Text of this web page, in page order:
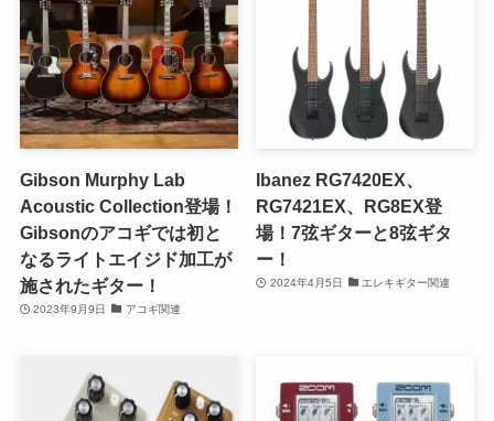
Gibson Murphy Lab
Acoustic Collection登場！
Gibsonのアコギでは初と
なるライトエイジド加工が
施されたギター！
2023年9月9日 アコギ関連
Ibanez RG7420EX、
RG7421EX、RG8EX登
場！7弦ギターと8弦ギタ
ー！
2024年4月5日 エレキギター関連